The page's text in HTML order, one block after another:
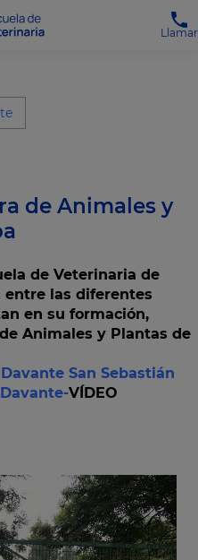
Llamar
de Animales y
de Veterinaria de
entre las diferentes
en su formación,
Animales y Plantas de
San Sebastián
VÍDEO